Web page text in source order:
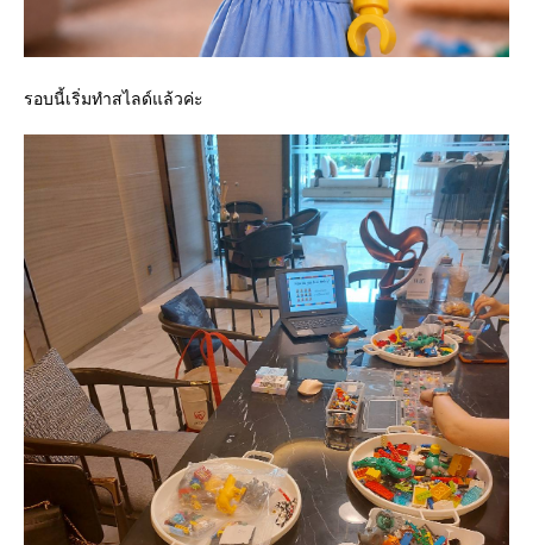
รอบนี้เริ่มทำสไลด์แล้วค่ะ